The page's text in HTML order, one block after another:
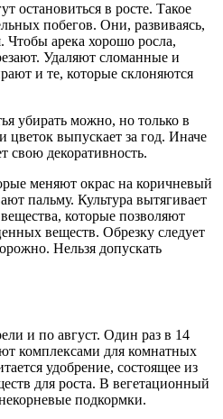
остановиться в росте. Такое
побегов. Они, развиваясь,
Чтобы арека хорошо росла,
Удаляют сломанные и
и те, которые склоняются
убирать можно, но только в
цветок выпускает за год. Иначе
свою декоративность.
меняют окрас на коричневый
пальму. Культура вытягивает
которые позволяют
веществ. Обрезку следует
Нельзя допускать
и по август. Один раз в 14
комплексами для комнатных
удобрение, состоящее из
для роста. В вегетационный
подкормки.